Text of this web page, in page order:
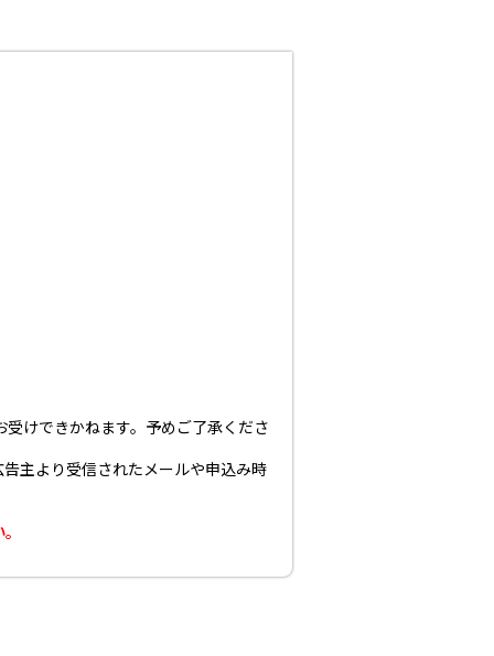
けできかねます。予めご了承くださ
主より受信されたメールや申込み時